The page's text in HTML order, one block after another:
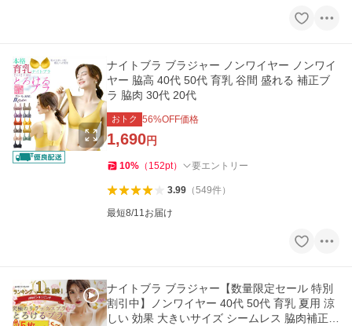
ナイトブラ ブラジャー ノンワイヤー ノンワイ
ヤー 脇高 40代 50代 育乳 谷間 盛れる 補正ブ
ラ 脇肉 30代 20代
おトク 56%OFF価格
1,690円
10% （ 152pt） 要エントリー
3.99（549件）
最短8/11お届け
ナイトブラ ブラジャー【数量限定セール 特別
割引中】ノンワイヤー 40代 50代 育乳 夏用 涼
しい 効果 大きいサイズ シームレス 脇肉補正 3